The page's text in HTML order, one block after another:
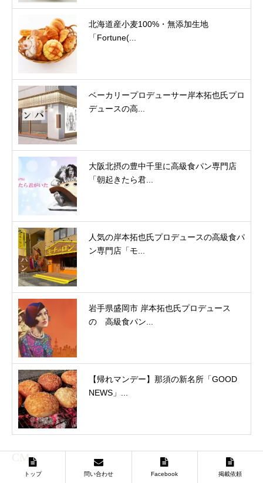
北海道産小麦100%・無添加生地
「Fortune(...
ベーカリープロデューサー岸本拓也氏プロ
デュースの高...
大阪北摂の豊中千里に高級食パン専門店
「朝起きたら君...
人気の岸本拓也氏プロデュースの高級食パ
ン専門店「モ...
岩手県盛岡市 岸本拓也氏プロデュース
の 高級食パン...
【帰れマンデー】那須の新名所「GOOD
NEWS」...
CM
トップ 問い合わせ Facebook 掲載依頼